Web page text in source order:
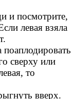
и посмотрите,
левая взяла
сверху или
то
вверх.